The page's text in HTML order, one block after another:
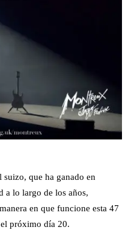
que ha ganado en
a lo largo de los años,
en que funcione esta 47
próximo día 20.